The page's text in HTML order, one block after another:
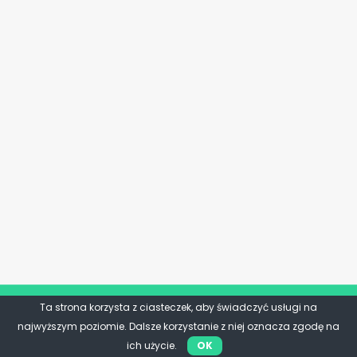
Ta strona korzysta z ciasteczek, aby świadczyć usługi na
najwyższym poziomie. Dalsze korzystanie z niej oznacza zgodę na
ich użycie.
OK